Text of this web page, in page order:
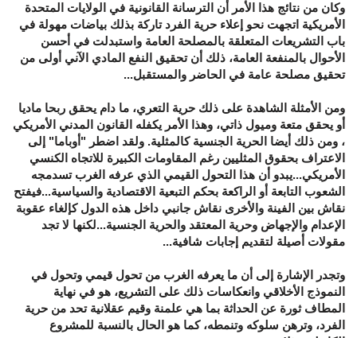
وكان من نتائج هذا الأمر أن الترسانة القانونية في الولايات المتحدة
الأمريكية اتجهت نحو إعلاء حرية الفرد تاركة بذلك بياضات مهولة في
باب التشريعات المتعلقة بالمصلحة العامة واستبدلت في أحسن
الأحوال بالمنفعة العامة، ذلك أن تحقيق النفع المادي الآني أولى من
تحقيق مصلحة عامة في الحاضر والمستقبل...
ومن الأمثلة الشاهدة على ذلك حرية التعري، ما دام يحقق ربحا ماديا
أو يحقق متعة وميول ذاتي، وهذا الأمر يكفله القانون المدني الأمريكي
، ومن ذلك أيضا الحرية الجنسية كالمثلية. ولقد اضطر "أوباما" إلى
الاعتراف بحقوق المثليين رغم المقاومات الكبيرة للاتجاه الكنسي
الأمريكي...يبدو أن هذا التحول القيمي الذي عرفه الغرب تسدمجه
الشعوب التابعة أو الراكعة بحكم التبعية الاقتصادية والسياسية...فيفتح
نقاش بين الفينة والأخرى نقاش جانبي داخل هذه الدول كإلغاء عقوبة
الإعدام والإجهاض وحرية المعتقد والحرية الجنسية...لكنها لا تجد
مقولات أصيلة لتقديم إجابات شافية...
وتجدر الإشارة إلى أن ما يعرفه الغرب من تحول قيمي وتحول في
النموذج الأخلاقي وانعكاسات ذلك على التشريع، هو في نهاية
المطاف ثورة عن الحداثة بما هي علمنة وقيم عقلانية تحد من حرية
الفرد، وترهن سلوكه وتنمطه، كما هو الحال بالنسبة للمشروع